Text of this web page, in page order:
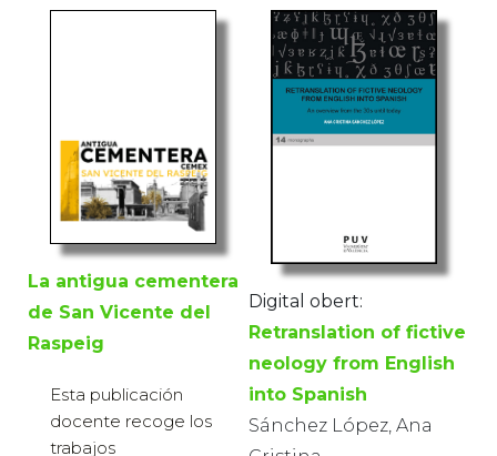
La antigua cementera
de San Vicente del
Raspeig
Esta publicación
docente recoge los
trabajos
Digital obert:
Retranslation of fictive
neology from English
into Spanish
Sánchez López, Ana